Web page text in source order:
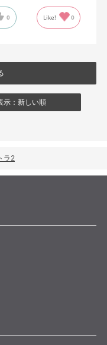
0 Like! 0
示：新しい順
ラ2